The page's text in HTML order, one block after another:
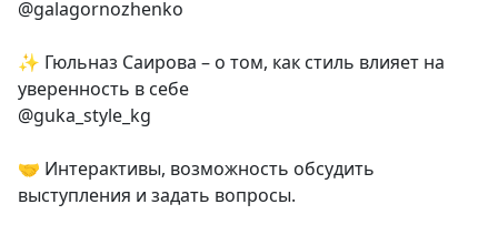
@galagornozhenko
✨ Гюльназ Саирова – о том, как стиль влияет на
уверенность в себе
@guka_style_kg
🤝 Интерактивы, возможность обсудить
выступления и задать вопросы.